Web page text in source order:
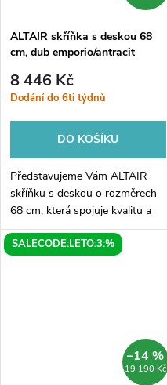
ALTAIR skříňka s deskou 68
cm, dub emporio/antracit
8 446 Kč
Dodání do 6ti týdnů
DO KOŠÍKU
Představujeme Vám ALTAIR
skříňku s deskou o rozměrech
68 cm, která spojuje kvalitu a
moderní design. Toto praktické
a stylové zařízení v elegantní
SALECODE:LETO:3:%
19 190 Kč
–14 %